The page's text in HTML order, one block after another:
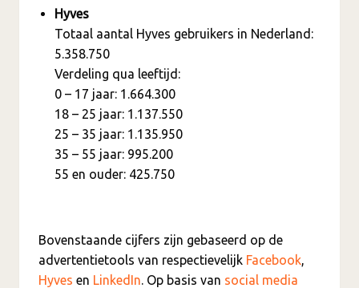
Hyves
Totaal aantal Hyves gebruikers in Nederland:
5.358.750
Verdeling qua leeftijd:
0 – 17 jaar: 1.664.300
18 – 25 jaar: 1.137.550
25 – 35 jaar: 1.135.950
35 – 55 jaar: 995.200
55 en ouder: 425.750
Bovenstaande cijfers zijn gebaseerd op de
advertentietools van respectievelijk Facebook,
Hyves en LinkedIn. Op basis van social media